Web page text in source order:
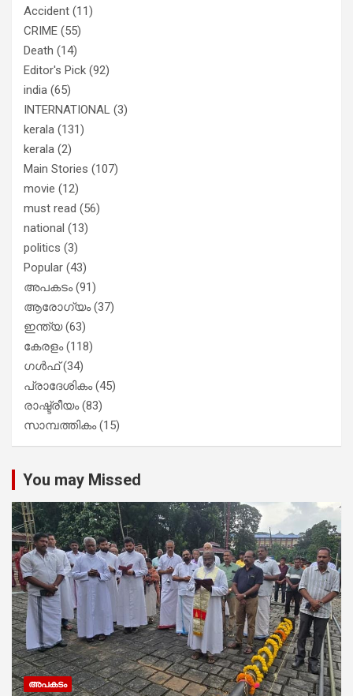
Accident (11)
CRIME (55)
Death (14)
Editor's Pick (92)
india (65)
INTERNATIONAL (3)
kerala (131)
kerala (2)
Main Stories (107)
movie (12)
must read (56)
national (13)
politics (3)
Popular (43)
അപകടം(91)
ആരോഗ്യം(37)
ഇന്ത്യ(63)
കേരളം(118)
ഗൾഫ്(34)
പ്രാദേശികം(45)
രാഷ്ട്രീയം(83)
സാമ്പത്തികം(15)
You may Missed
അപകടം